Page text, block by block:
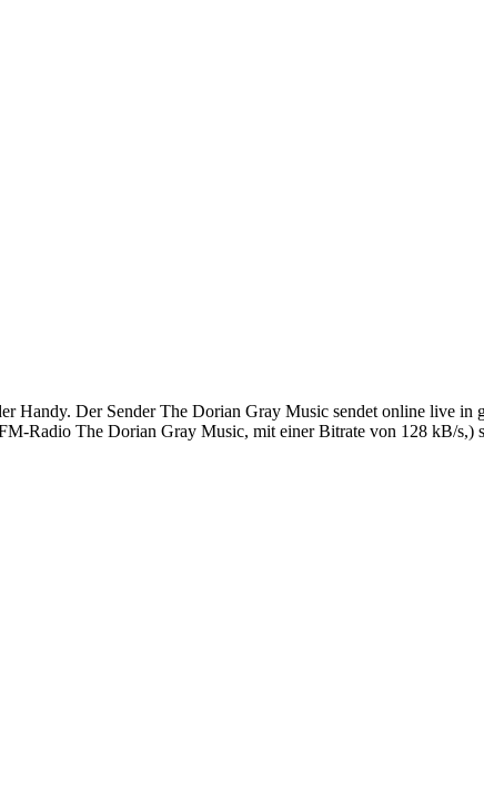
Handy. Der Sender The Dorian Gray Music sendet online live in
Radio The Dorian Gray Music, mit einer Bitrate von 128 kB/s,)